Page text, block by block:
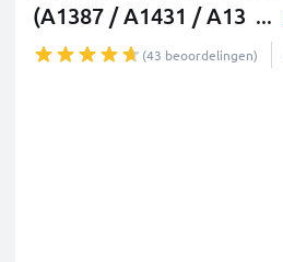
(A1387 / A1431 / A13 ...
(43 beoordelingen)